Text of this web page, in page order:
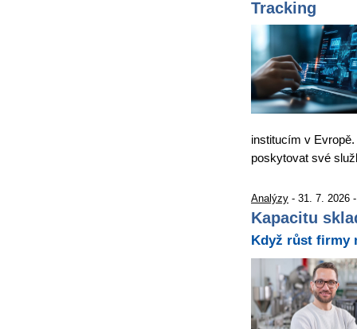
Tracking
institucím v
poskytovat své
Analýzy - 31. 7. 2026
Kapacitu
Když růst firmy